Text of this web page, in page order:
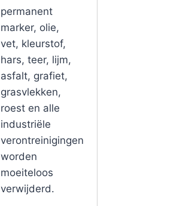
permanent
marker, olie,
vet, kleurstof,
hars, teer, lijm,
asfalt, grafiet,
grasvlekken,
roest en alle
industriële
verontreinigingen
worden
moeiteloos
verwijderd.